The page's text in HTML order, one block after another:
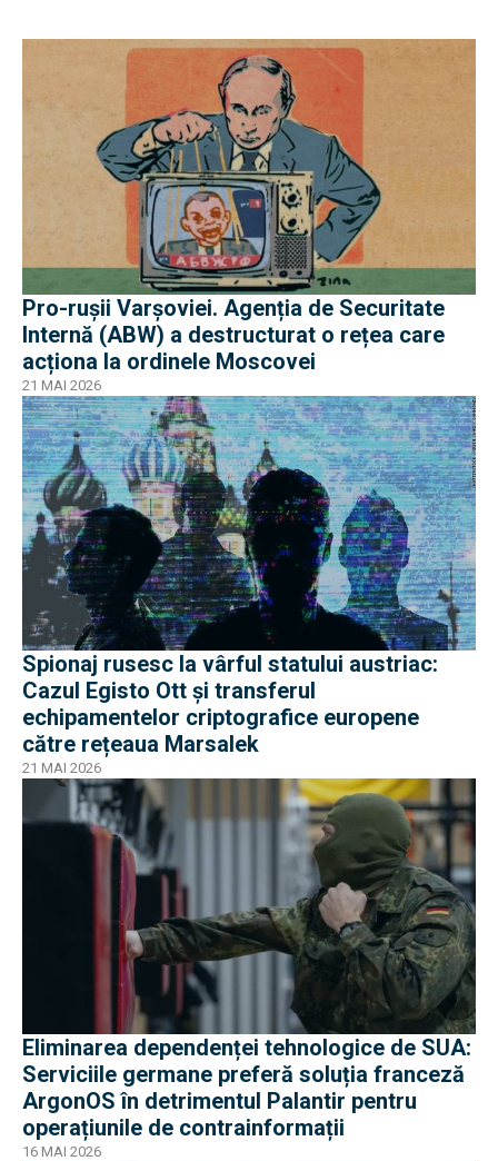
Pro-rușii Varșoviei. Agenția de Securitate
Internă (ABW) a destructurat o rețea care
acționa la ordinele Moscovei
21 MAI 2026
Spionaj rusesc la vârful statului austriac:
Cazul Egisto Ott și transferul
echipamentelor criptografice europene
către rețeaua Marsalek
21 MAI 2026
Eliminarea dependenței tehnologice de SUA:
Serviciile germane preferă soluția franceză
ArgonOS în detrimentul Palantir pentru
operațiunile de contrainformații
16 MAI 2026